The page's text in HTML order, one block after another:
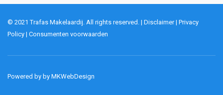
© 2021 Trafas Makelaardij. All rights reserved. | Disclaimer| Privacy
Policy | Consumenten voorwaarden
Powered by by MKWebDesign